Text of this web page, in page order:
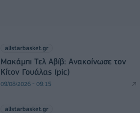
allstarbasket.gr
Μακάμπι Τελ Αβίβ: Ανακοίνωσε τον
Κίτον Γουάλας (pic)
09/08/2026 - 09:15
allstarbasket.gr